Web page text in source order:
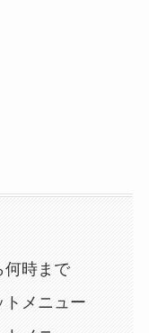
何時まで
メニュー